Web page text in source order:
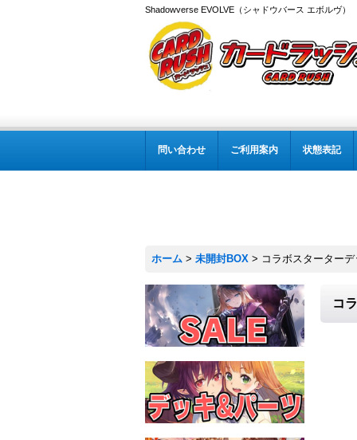
Shadowverse EVOLVE（シャドウバース エボルヴ
問い合わせ ご利用案内 状態表記
ホーム > 未開封BOX > コラボスターター
コ